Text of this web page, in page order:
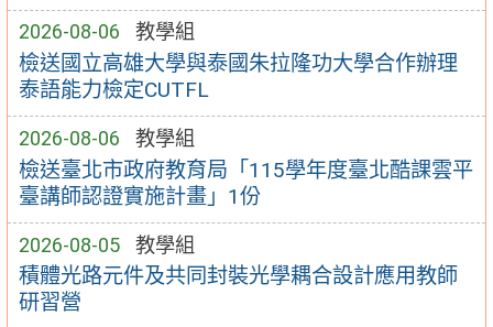
2026-08-06 教學組
檢送國立高雄大學與泰國朱拉隆功大學合作辦理
泰語能力檢定CUTFL
2026-08-06 教學組
檢送臺北市政府教育局「115學年度臺北酷課雲平
臺講師認證實施計畫」1份
2026-08-05 教學組
積體光路元件及共同封裝光學耦合設計應用教師
研習營